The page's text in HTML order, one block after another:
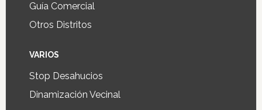
Guía Comercial
Otros Distritos
VARIOS
Stop Desahucios
Dinamización Vecinal